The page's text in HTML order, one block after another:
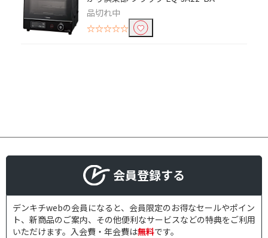
品切れ中
☆☆☆☆☆
会員登録する
デンキチwebの会員になると、会員限定のお得なセールやポイン
ト、新商品のご案内、その他便利なサービスなどの特典をご利用
いただけます。入会費・年会費は無料です。